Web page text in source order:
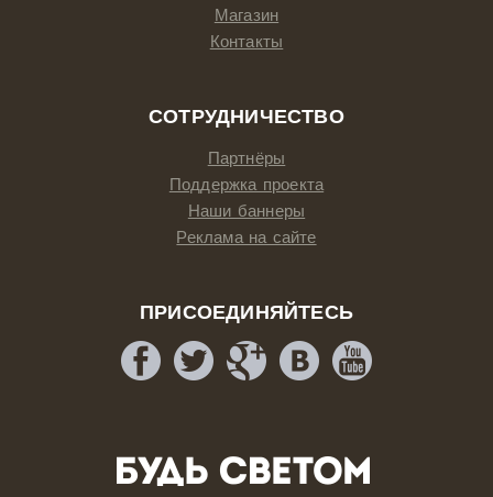
Магазин
Контакты
СОТРУДНИЧЕСТВО
Партнёры
Поддержка проекта
Наши баннеры
Реклама на сайте
ПРИСОЕДИНЯЙТЕСЬ